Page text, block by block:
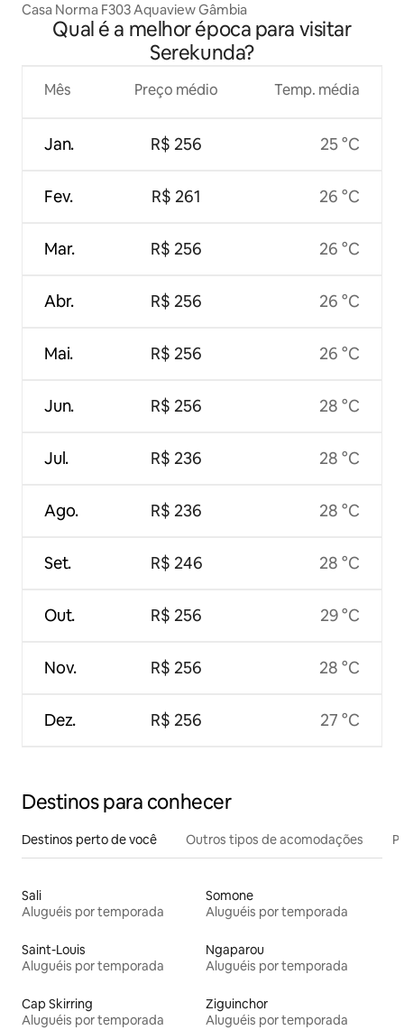
Casa Norma F303 Aquaview Gâmbia
Qual é a melhor época para visitar
Serekunda?
Mês
Jan.
Fev.
Mar.
Abr.
Mai.
Jun.
Jul.
Ago.
Set.
Out.
Nov.
Dez.
Preço médio
R$ 256
R$ 261
R$ 256
R$ 256
R$ 256
R$ 256
R$ 236
R$ 236
R$ 246
R$ 256
R$ 256
R$ 256
Temp. média
25 °C
26 °C
26 °C
26 °C
26 °C
28 °C
28 °C
28 °C
28 °C
29 °C
28 °C
27 °C
Destinos para conhecer
Destinos perto de você Outros tipos de acomodações
Sali
Aluguéis por temporada
Somone
Aluguéis por temporada
Saint-Louis
Aluguéis por temporada
Ngaparou
Aluguéis por temporada
Cap Skirring
Aluguéis por temporada
Ziguinchor
Aluguéis por temporada